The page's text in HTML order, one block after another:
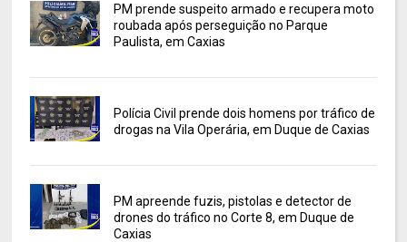
PM prende suspeito armado e recupera moto
roubada após perseguição no Parque
Paulista, em Caxias
Polícia Civil prende dois homens por tráfico de
drogas na Vila Operária, em Duque de Caxias
PM apreende fuzis, pistolas e detector de
drones do tráfico no Corte 8, em Duque de
Caxias